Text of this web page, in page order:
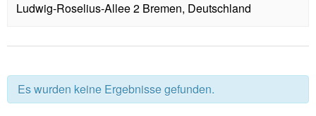
Ludwig-Roselius-Allee 2 Bremen, Deutschland
Es wurden keine Ergebnisse gefunden.